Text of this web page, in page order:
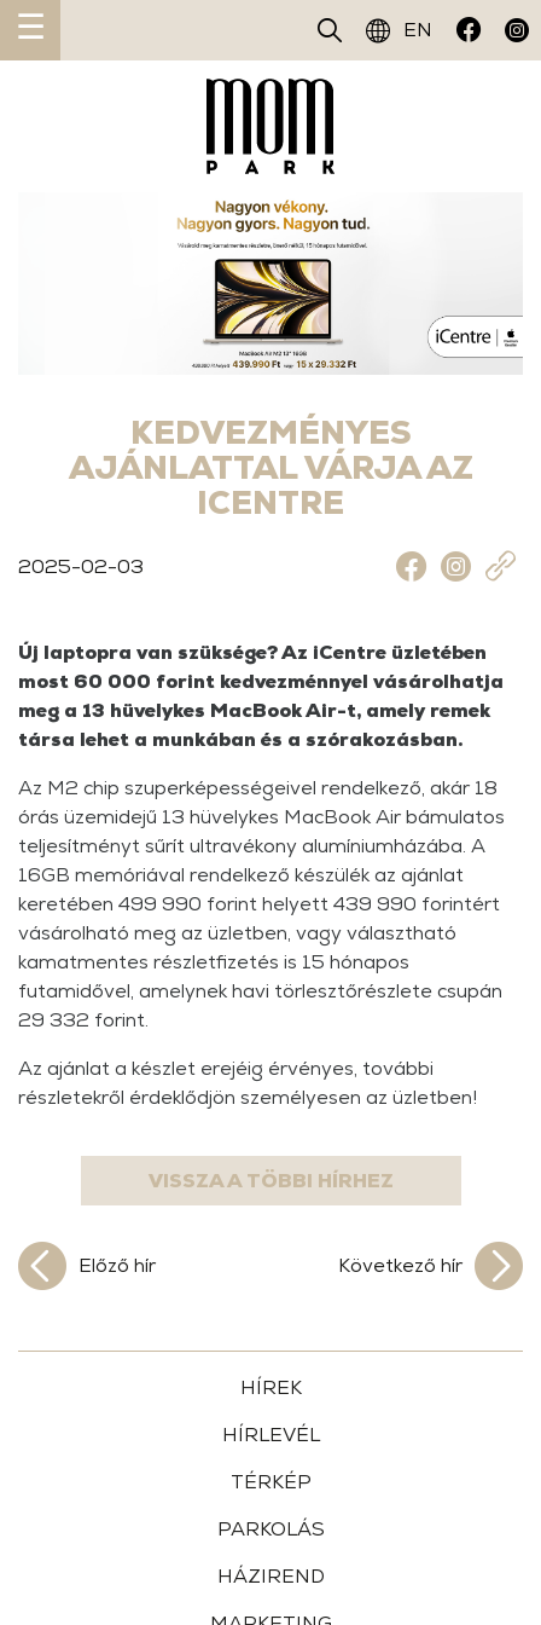
EN
☰
2025-02-03
KEDVEZMÉNYES
AJÁNLATTAL VÁRJA AZ
ICENTRE
Új laptopra van szüksége? Az iCentre üzletében
most 60 000 forint kedvezménnyel vásárolhatja
meg a 13 hüvelykes MacBook Air-t, amely remek
társa lehet a munkában és a szórakozásban.
Az M2 chip szuperképességeivel rendelkező, akár 18
órás üzemidejű 13 hüvelykes MacBook Air bámulatos
teljesítményt sűrít ultravékony alumíniumházába. A
16GB memóriával rendelkező készülék az ajánlat
keretében 499 990 forint helyett 439 990 forintért
vásárolható meg az üzletben, vagy választható
kamatmentes részletfizetés is 15 hónapos
futamidővel, amelynek havi törlesztőrészlete csupán
29 332 forint.
Az ajánlat a készlet erejéig érvényes, további
részletekről érdeklődjön személyesen az üzletben!
Előző hír
VISSZA A TÖBBI HÍRHEZ
Következő hír
HÍREK
HÍRLEVÉL
TÉRKÉP
PARKOLÁS
HÁZIREND